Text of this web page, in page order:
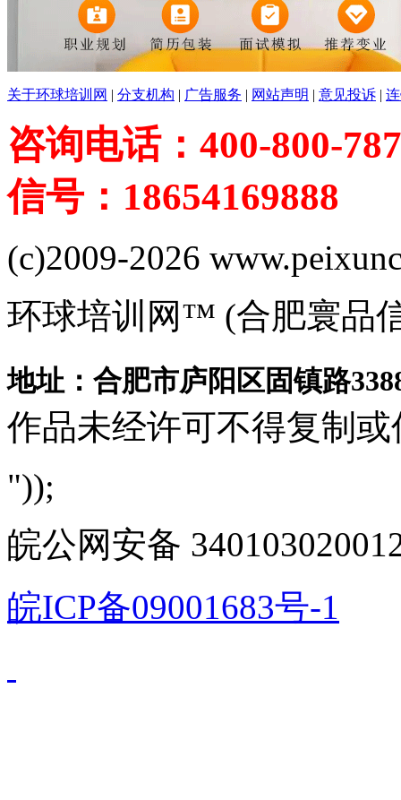
关于环球培训网 | 分支机构 | 广告服务 | 网站声明 | 意见投诉 |
咨询电话：400-800-
信号：18654169888
(c)2009-2026
环球培训网™ (合肥寰品
地址：合肥市庐阳区固镇路
作品未经许可不得复制或
"));
皖公网安备
皖ICP备09001683号-1